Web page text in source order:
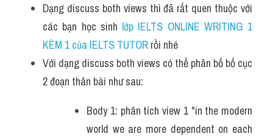
Reading
Business
Dạng discuss both views thì đã rất quen thuộc với
các bạn học sinh lớp IELTS ONLINE WRITING 1
KÈM 1 của IELTS TUTOR rồi nhé
Với dạng discuss both views có thể phân bố bố cục
2 đoạn thân bài như sau:
Body 1: phân tích view 1 "in the modern
world we are more dependent on each